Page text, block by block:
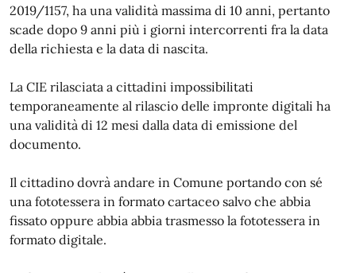
2019/1157, ha una validità massima di 10 anni, pertanto
scade dopo 9 anni più i giorni intercorrenti fra la data
della richiesta e la data di nascita.
La CIE rilasciata a cittadini impossibilitati
temporaneamente al rilascio delle impronte digitali ha
una validità di 12 mesi dalla data di emissione del
documento.
Il cittadino dovrà andare in Comune portando con sé
una fototessera in formato cartaceo salvo che abbia
fissato oppure abbia abbia trasmesso la fototessera in
formato digitale.